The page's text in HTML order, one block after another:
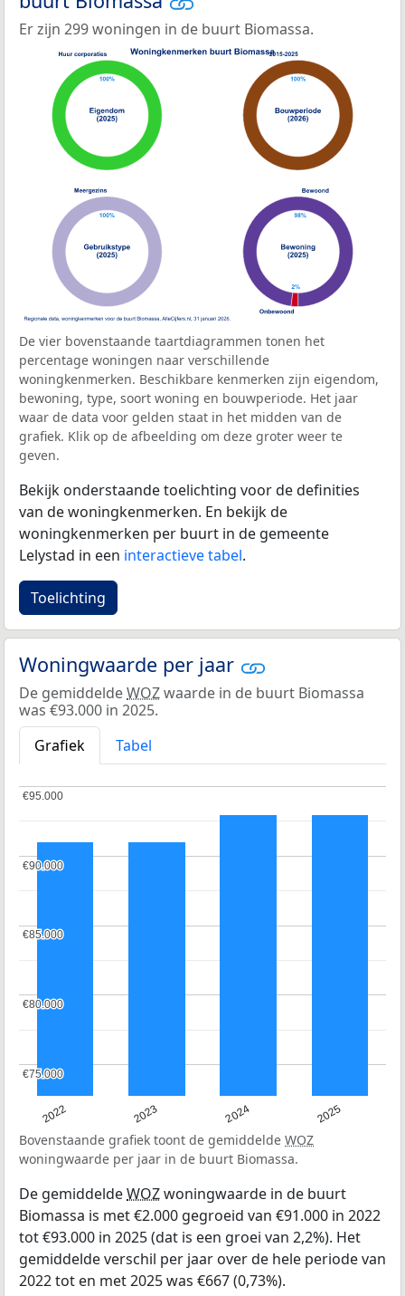
Er zijn 299 woningen in de buurt Biomassa.
De vier bovenstaande taartdiagrammen tonen het
percentage woningen naar verschillende
woningkenmerken. Beschikbare kenmerken zijn eigendom,
bewoning, type, soort woning en bouwperiode. Het jaar
waar de data voor gelden staat in het midden van de
grafiek. Klik op de afbeelding om deze groter weer te
geven.
Bekijk onderstaande toelichting voor de definities
van de woningkenmerken. En bekijk de
woningkenmerken per buurt in de gemeente
Lelystad in een interactieve tabel.
Toelichting
Woningwaarde per jaar
De gemiddeldeWOZwaarde in de buurt Biomassa
was €93.000 in 2025.
Grafiek
Tabel
2022 2023 2024 2025
€75.000
€75.000
€80.000
€80.000
€85.000
€85.000
€90.000
€90.000
€95.000
€95.000
Bovenstaande grafiek toont de gemiddelde WOZ
woningwaarde per jaar in de buurt Biomassa.
De gemiddeldeWOZwoningwaarde in de buurt
Biomassa is met €2.000 gegroeid van €91.000 in 2022
tot €93.000 in 2025 (dat is een groei van 2,2%). Het
gemiddelde verschil per jaar over de hele periode van
2022 tot en met 2025 was €667 (0,73%).